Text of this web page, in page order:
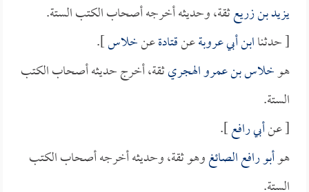
يزيد بن زريعثقة، وحديثه أخرجه أصحاب الكتب الستة.
[ حدثناابن أبي عروبةعنقتادةعنخلاس].
هوخلاس بن عمرو الهجريثقة، أخرج حديثه أصحاب الكتب
الستة.
[ عنأبي رافع].
هوأبو رافع الصائغوهو ثقة، وحديثه أخرجه أصحاب الكتب